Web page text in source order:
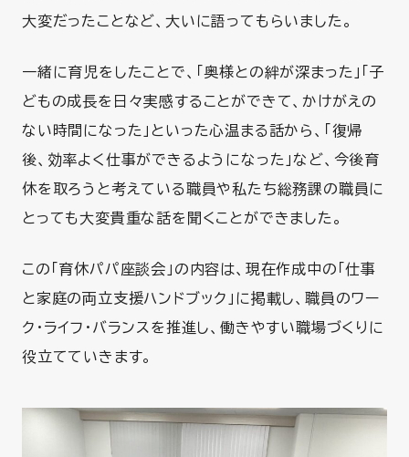
大変だったことなど、大いに語ってもらいました。
一緒に育児をしたことで、「奥様との絆が深まった」「子
どもの成長を日々実感することができて、かけがえの
ない時間になった」といった心温まる話から、「復帰
後、効率よく仕事ができるようになった」など、今後育
休を取ろうと考えている職員や私たち総務課の職員に
とっても大変貴重な話を聞くことができました。
この「育休パパ座談会」の内容は、現在作成中の「仕事
と家庭の両立支援ハンドブック」に掲載し、職員のワー
ク・ライフ・バランスを推進し、働きやすい職場づくりに
役立てていきます。